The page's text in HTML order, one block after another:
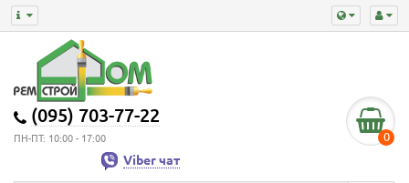
(095) 703-77-22
ПН-ПТ: 10:00 - 17:00
Viber чат
0